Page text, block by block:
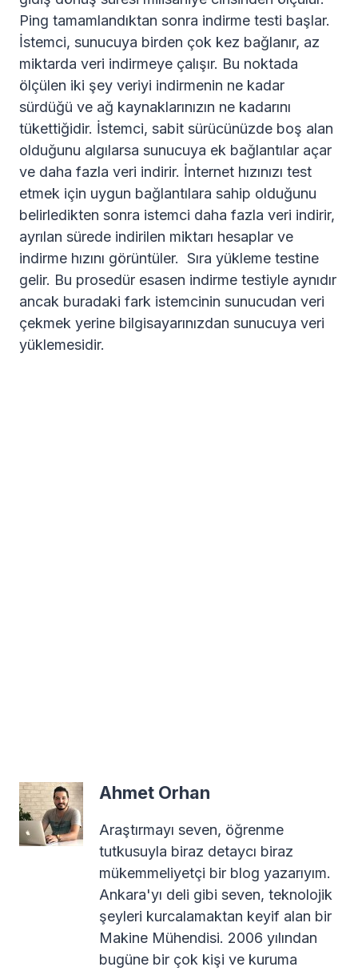
Ping tamamlandıktan sonra indirme testi başlar.
İstemci, sunucuya birden çok kez bağlanır, az
miktarda veri indirmeye çalışır. Bu noktada
ölçülen iki şey veriyi indirmenin ne kadar
sürdüğü ve ağ kaynaklarınızın ne kadarını
tükettiğidir. İstemci, sabit sürücünüzde boş alan
olduğunu algılarsa sunucuya ek bağlantılar açar
ve daha fazla veri indirir. İnternet hızınızı test
etmek için uygun bağlantılara sahip olduğunu
belirledikten sonra istemci daha fazla veri indirir,
ayrılan sürede indirilen miktarı hesaplar ve
indirme hızını görüntüler. Sıra yükleme testine
gelir. Bu prosedür esasen indirme testiyle aynıdır
ancak buradaki fark istemcinin sunucudan veri
çekmek yerine bilgisayarınızdan sunucuya veri
yüklemesidir.
Ahmet Orhan
Araştırmayı seven, öğrenme
tutkusuyla biraz detaycı biraz
mükemmeliyetçi bir blog yazarıyım.
Ankara'yı deli gibi seven, teknolojik
şeyleri kurcalamaktan keyif alan bir
Makine Mühendisi. 2006 yılından
bugüne bir çok kişi ve kuruma